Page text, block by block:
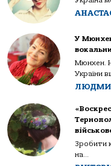
У
Мюнхен.
України
Зробити
на...